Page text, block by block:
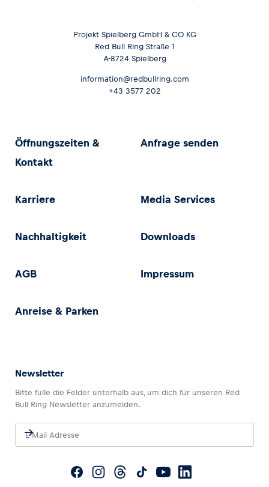
Projekt Spielberg GmbH & CO KG
Red Bull Ring Straße 1
A-8724 Spielberg
information@redbullring.com
+43 3577 202
Öffnungszeiten &
Kontakt
Anfrage senden
Karriere Media Services
Nachhaltigkeit Downloads
AGB Impressum
Anreise & Parken
Newsletter
Bitte fülle die Felder unterhalb aus, um dich für unseren Red
Bull Ring Newsletter anzumelden.